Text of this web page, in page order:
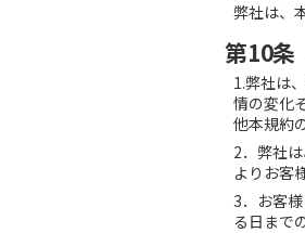
弊社は、
第10条
1.弊社は
情の変化
他本規約
2．弊社
よりお客
3．お客
る日まで